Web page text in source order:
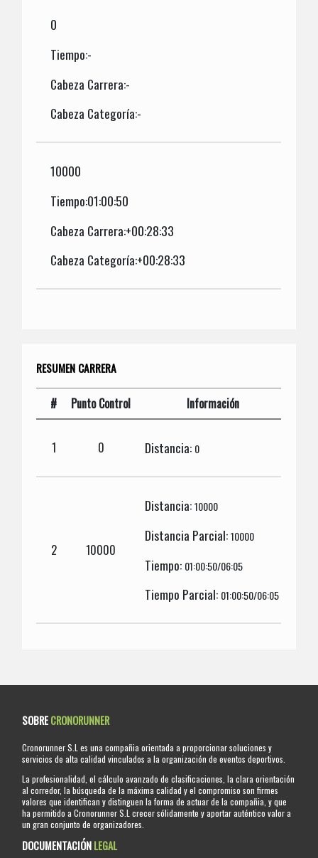
0
Tiempo:-
Cabeza Carrera:-
Cabeza Categoría:-
10000
Tiempo:01:00:50
Cabeza Carrera:+00:28:33
Cabeza Categoría:+00:28:33
RESUMEN CARRERA
# Punto Control Información
1 0 Distancia: 0
2 10000
Distancia:10000
Distancia Parcial:10000
Tiempo: 01:00:50/06:05
Tiempo Parcial: 01:00:50/06:05
SOBRECRONORUNNER
Cronorunner S.L es una compañia orientada a proporcionar soluciones y
servicios de alta calidad vinculados a la organización de eventos deportivos.
La profesionalidad, el cálculo avanzado de clasificaciones, la clara orientación
al corredor, la búsqueda de la máxima calidad y el compromiso son firmes
valores que identifican y distinguen la forma de actuar de la compañia, y que
ha permitido a Cronorunner S.L crecer sólidamente y aportar auténtico valor a
un gran conjunto de organizadores.
DOCUMENTACIÓNLEGAL